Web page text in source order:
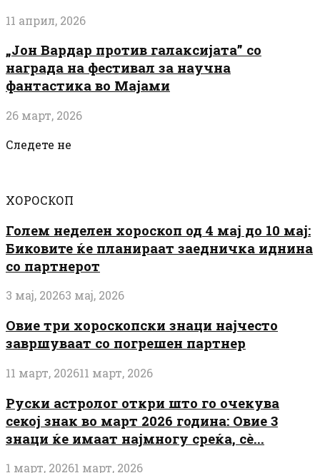
11 април, 2026
„Јон Вардар против галаксијата” со
награда на фестивал за научна
фантастика во Мајами
26 март, 2026
Следете не
ХОРОСКОП
Голем неделен хороскоп од 4 мај до 10 мај:
Биковите ќе планираат заедничка иднина
со партнерот
3 мај, 20263 мај, 2026
Овие три хороскопски знаци најчесто
завршуваат со погрешен партнер
11 март, 202611 март, 2026
Руски астролог откри што го очекува
секој знак во март 2026 година: Овие 3
знаци ќе имаат најмногу среќа, сè...
1 март, 20261 март, 2026